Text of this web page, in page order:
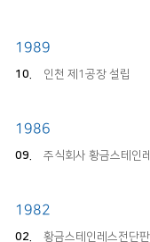
1989
10. 인천 제1공장 설립
1986
09. 주식회사 황금스테인
1982
02. 황금스테인레스전단